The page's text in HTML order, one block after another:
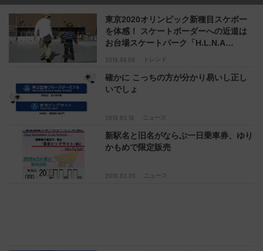
2019.04.09 トレンド
東京2020オリンピック新種目スケボー
を体感！ スケートボーダーへの近道は
お台場スケートパーク「H.L.N.A
2019.03.16 ニュース
確かに こっちの方が分かり易いし正し
いでしょ
2019.03.05 ニュース
新駅名と旧名がならぶ一日乗車券、ゆり
かもめで限定販売